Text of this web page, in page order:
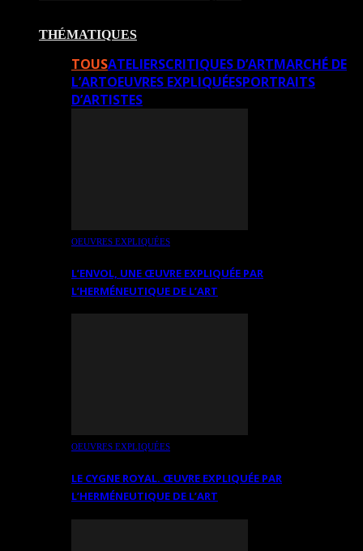
THÉMATIQUES
TOUSATELIERSCRITIQUES D’ARTMARCHÉ DE
L’ARTOEUVRES EXPLIQUÉESPORTRAITS
D’ARTISTES
OEUVRES EXPLIQUÉES
L’ENVOL, UNE ŒUVRE EXPLIQUÉE PAR
L’HERMÉNEUTIQUE DE L’ART
OEUVRES EXPLIQUÉES
LE CYGNE ROYAL. ŒUVRE EXPLIQUÉE PAR
L’HERMÉNEUTIQUE DE L’ART